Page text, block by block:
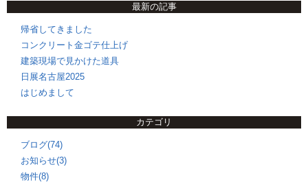
最新の記事
帰省してきました
コンクリート金ゴテ仕上げ
建築現場で見かけた道具
日展名古屋2025
はじめまして
カテゴリ
ブログ(74)
お知らせ(3)
物件(8)